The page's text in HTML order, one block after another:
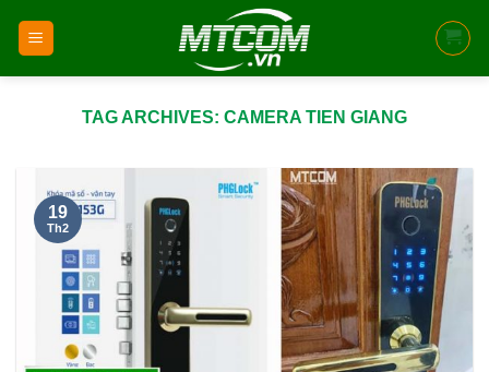
TAG ARCHIVES: CAMERA TIEN GIANG
19
Th2